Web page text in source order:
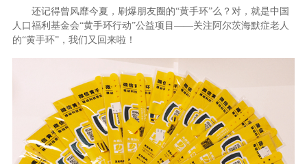
还记得曾风靡今夏，刷爆朋友圈的“黄手环”么？对，就是中国
人口福利基金会“黄手环行动”公益项目——关注阿尔茨海默症老人
的“黄手环”，我们又回来啦！